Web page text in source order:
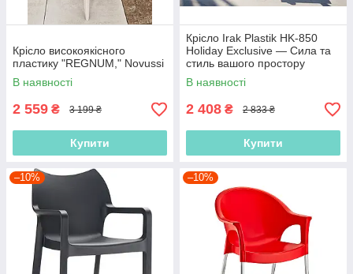
Крісло високоякісного
пластику "REGNUM," Novussi
В наявності
2 559 ₴ 3 199 ₴
Купити
Крісло Irak Plastik HK-850
Holiday Exclusive — Сила та
стиль вашого простору
В наявності
2 408 ₴ 2 833 ₴
Купити
–10% –10%